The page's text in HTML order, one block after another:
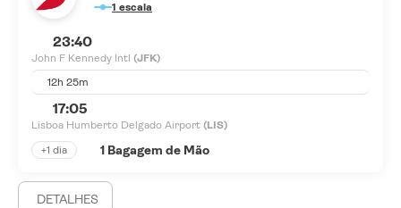
1 escala
23:40
John F Kennedy Intl (JFK)
12h 25m
17:05
Lisboa Humberto Delgado Airport (LIS)
+1 dia
1 Bagagem de Mão
DETALHES